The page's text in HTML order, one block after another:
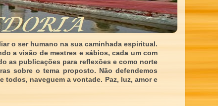
o ser humano na sua caminhada espiritual.
a visão de mestres e sábios, cada um com
as publicações para reflexões e como norte
sobre o tema proposto. Não defendemos
todos, naveguem a vontade. Paz, luz, amor e